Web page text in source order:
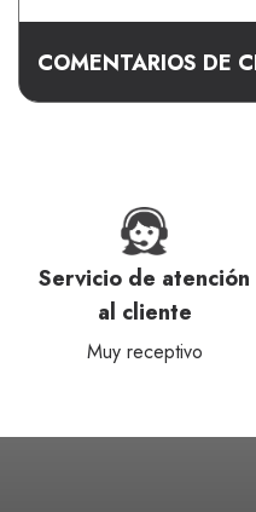
COMENTARIOS DE
Servicio de atención
al cliente
Muy receptivo